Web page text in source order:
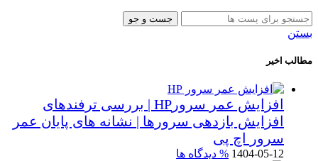
جست و جو
بستن
مطالب اخیر
افزایش عمر سرورHP | بررسی ترفندهای
افزایش بازدهی سرورها | نشانه های پایان عمر
سرور اچ پی
1404-05-12 % دیدگاه ها